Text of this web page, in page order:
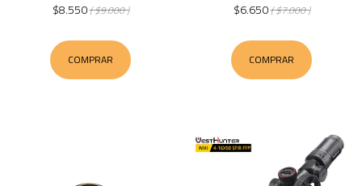
$8.550( $9.000 )
COMPRAR
$6.650( $7.000 )
COMPRAR